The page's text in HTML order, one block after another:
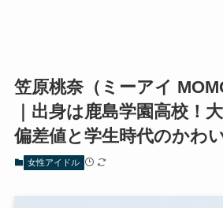
笠原桃奈（ミーアイ
｜出身は鹿島学園高校！
偏差値と学生時代のかわ
女性アイドル